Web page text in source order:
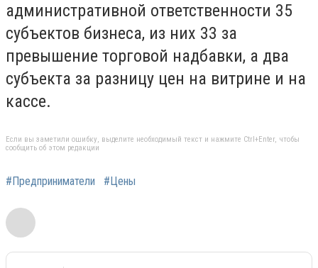
административной ответственности 35
субъектов бизнеса, из них 33 за
превышение торговой надбавки, а два
субъекта за разницу цен на витрине и на
кассе.
Если вы заметили ошибку, выделите необходимый текст и нажмите Ctrl+Enter, чтобы
сообщить об этом редакции
#Предприниматели #Цены